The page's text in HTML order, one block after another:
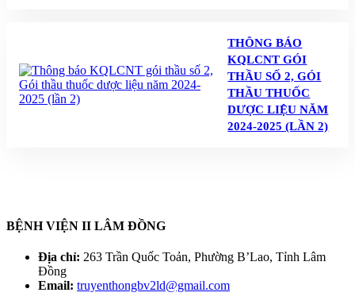
THÔNG BÁO
KQLCNT GÓI
THẦU SỐ 2, GÓI
THẦU THUỐC
DƯỢC LIỆU NĂM
2024-2025 (LẦN 2)
BỆNH VIỆN II LÂM ĐỒNG
Địa chỉ: 263 Trần Quốc Toản, Phường B’Lao, Tỉnh Lâm
Đồng
Email: truyenthongbv2ld@gmail.com